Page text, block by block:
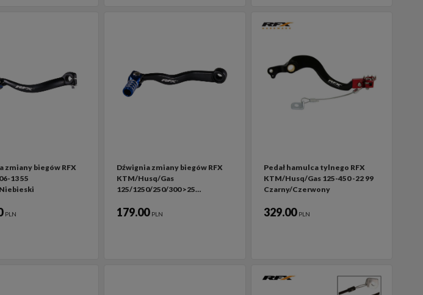
zmiany biegów RFX
13 55
PLN
Dźwignia zmiany biegów RFX
KTM/Husq/Gas
125/1250/250/300 >25…
179.00 PLN
Pedał hamulca tylnego RFX
KTM/Husq/Gas 125-450 -22 99
Czarny/Czerwony
329.00 PLN